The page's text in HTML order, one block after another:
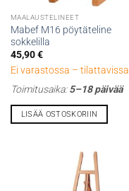
MAALAUSTELINEET
Mabef M16 pöytäteline
sokkelilla
45,90€
Ei varastossa – tilattavissa
Toimitusaika:5–18 päivää
LISÄÄ OSTOSKORIIN